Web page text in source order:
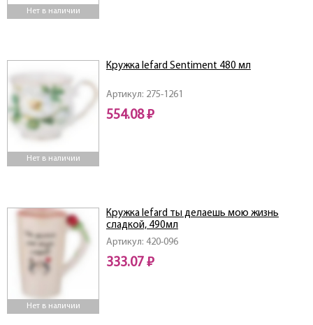
Нет в наличии
Нет в наличии
Артикул: 275-1261
Кружка lefard Sentiment 480 мл
554.08 ₽
Нет в наличии
Артикул: 420-096
Кружка lefard ты делаешь мою жизнь
сладкой, 490мл
333.07 ₽